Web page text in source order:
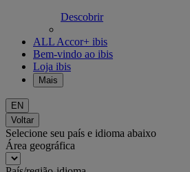
Descobrir
ALL Accor+ ibis
Bem-vindo ao ibis
Loja ibis
Mais
EN
Voltar
Selecione seu país e idioma abaixo
Área geográfica